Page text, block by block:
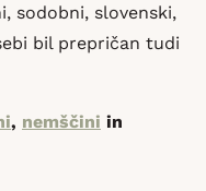
sodobni, slovenski,
bil prepričan tudi
, nemščini in